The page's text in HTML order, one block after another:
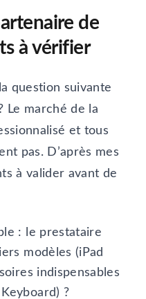
de
à vérifier
question suivante
Le marché de la
et tous
pas. D’après mes
à valider avant de
: le prestataire
modèles (iPad
indispensables
?